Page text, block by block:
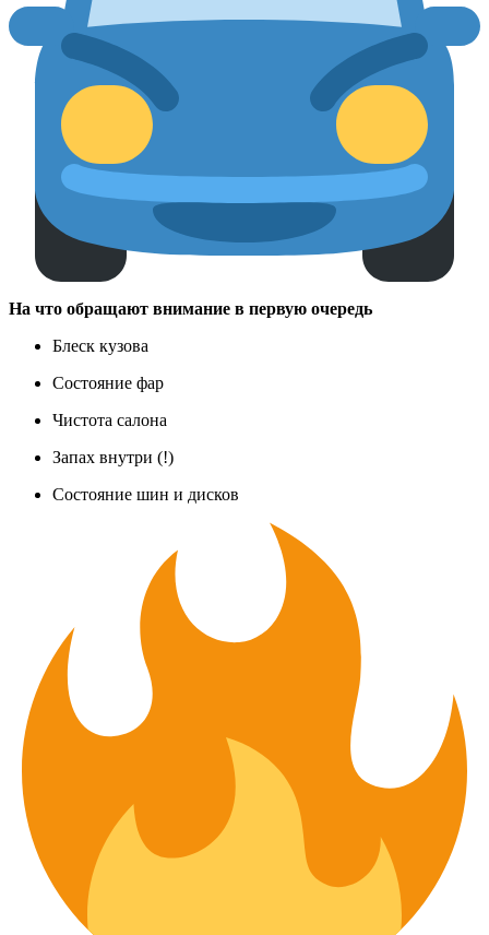
На что обращают внимание в первую очередь
Блеск кузова
Состояние фар
Чистота салона
Запах внутри (!)
Состояние шин и дисков